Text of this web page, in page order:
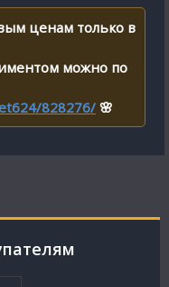
ценам только в
можно по
828276/ 🌸